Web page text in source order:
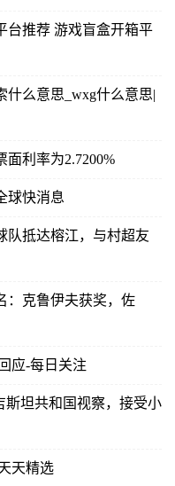
台推荐 游戏盲盒开箱平
什么意思_wxg什么意思|
面利率为2.7200%
球快消息
队抵达榕江，与村超友
：克鲁伊夫获奖，佐
应-每日关注
斯坦共和国视察，接受小
天精选